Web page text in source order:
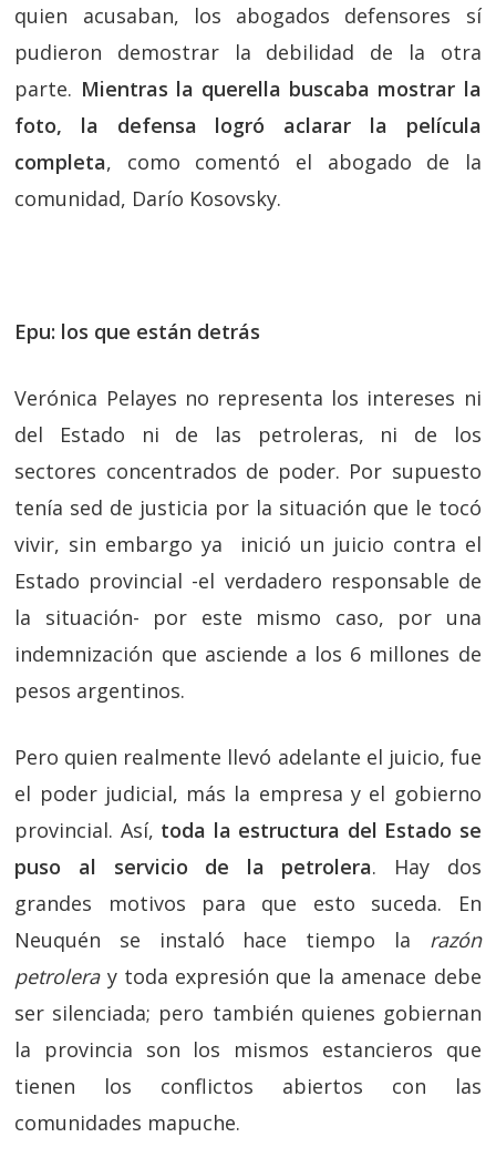
quien acusaban, los abogados defensores sí
pudieron demostrar la debilidad de la otra
parte. Mientras la querella buscaba mostrar la
foto, la defensa logró aclarar la película
completa, como comentó el abogado de la
comunidad, Darío Kosovsky.
Epu: los que están detrás
Verónica Pelayes no representa los intereses ni
del Estado ni de las petroleras, ni de los
sectores concentrados de poder. Por supuesto
tenía sed de justicia por la situación que le tocó
vivir, sin embargo ya inició un juicio contra el
Estado provincial -el verdadero responsable de
la situación- por este mismo caso, por una
indemnización que asciende a los 6 millones de
pesos argentinos.
Pero quien realmente llevó adelante el juicio, fue
el poder judicial, más la empresa y el gobierno
provincial. Así, toda la estructura del Estado se
puso al servicio de la petrolera. Hay dos
grandes motivos para que esto suceda. En
Neuquén se instaló hace tiempo la
razón
petroleray toda expresión que la amenace debe
ser silenciada; pero también quienes gobiernan
la provincia son los mismos estancieros que
tienen los conflictos abiertos con las
comunidades mapuche.